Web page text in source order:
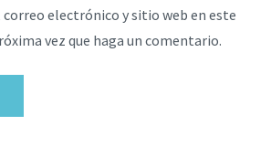
electrónico y sitio web en este
vez que haga un comentario.